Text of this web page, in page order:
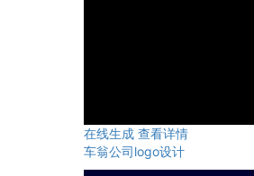
在线生成 查看详情
车翁公司logo设计